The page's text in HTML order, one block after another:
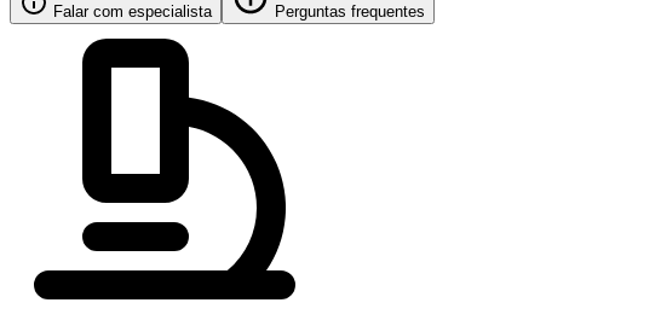
Falar com especialista Perguntas frequentes